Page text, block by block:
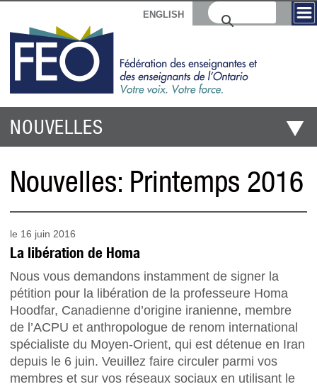
ENGLISH
NOUVELLES
Nouvelles: Printemps 2016
le 16 juin 2016
La libération de Homa
Nous vous demandons instamment de signer la
pétition pour la libération de la professeure Homa
Hoodfar, Canadienne d’origine iranienne, membre
de l’ACPU et anthropologue de renom international
spécialiste du Moyen-Orient, qui est détenue en Iran
depuis le 6 juin. Veuillez faire circuler parmi vos
membres et sur vos réseaux sociaux en utilisant le